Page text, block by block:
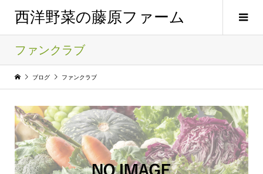
西洋野菜の藤原ファーム
ファンクラブ
ブログ ファンクラブ